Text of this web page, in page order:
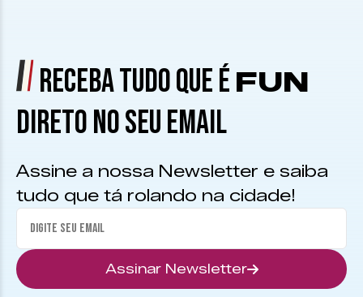
RECEBA TUDO QUE É FUN
DIRETO NO SEU EMAIL
Assine a nossa Newsletter e saiba
tudo que tá rolando na cidade!
Assinar Newsletter